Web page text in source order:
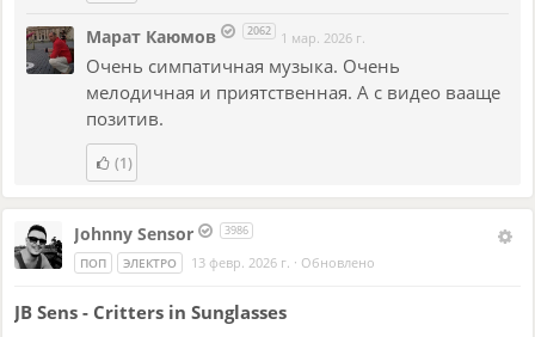
Марат Каюмов 2062 1 мар. 2026 г.
Очень симпатичная музыка. Очень
мелодичная и приятственная. А с видео вааще
позитив.
(1)
Johnny Sensor 3986
ПОП ЭЛЕКТРО 13 февр. 2026 г. · Обновлено
JB Sens - Critters in Sunglasses